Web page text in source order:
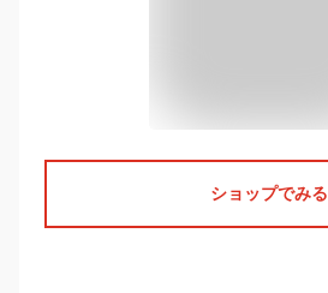
ショップでみる